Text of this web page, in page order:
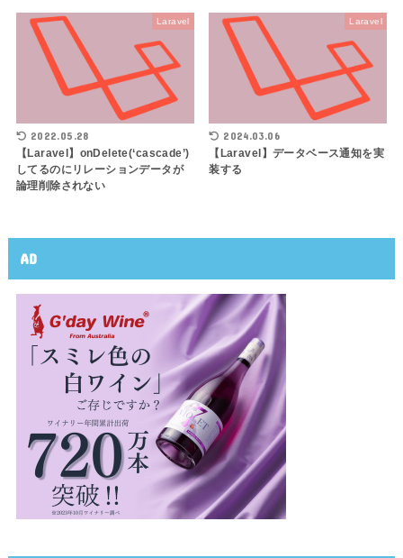
Laravel
2022.05.28
【Laravel】onDelete(‘cascade’)
してるのにリレーションデータが
論理削除されない
Laravel
2024.03.06
【Laravel】データベース通知を実
装する
AD